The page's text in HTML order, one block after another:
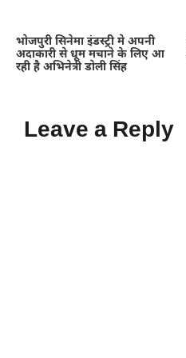
भोजपुरी सिनेमा इंडस्ट्री मे अपनी
अदाकारी से धूम मचाने के लिए आ
रही है अभिनेत्री डोली सिंह
Leave a Reply